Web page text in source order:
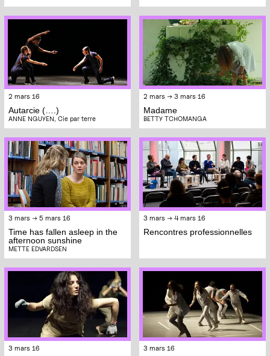
2 mars 16
Autarcie (….)
ANNE NGUYEN, Cie par terre
2 mars → 3 mars 16
Madame
BETTY TCHOMANGA
3 mars → 5 mars 16
Time has fallen asleep in the
afternoon sunshine
METTE EDVARDSEN
3 mars → 4 mars 16
Rencontres professionnelles
3 mars 16 3 mars 16